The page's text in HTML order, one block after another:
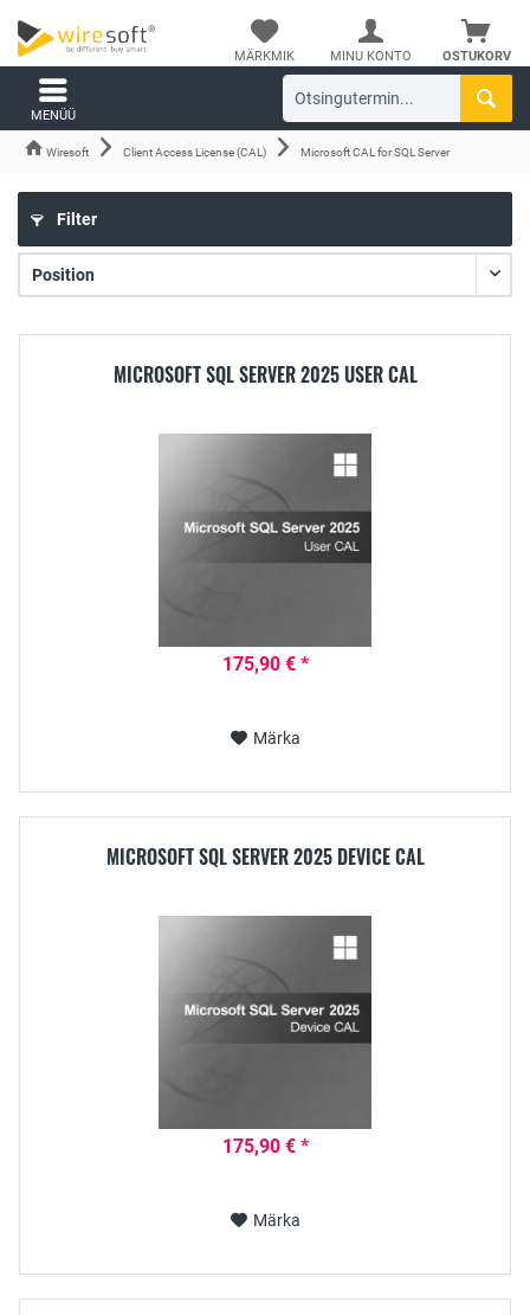
OSTUKORV
MÄRKMIK MINU KONTO
MENÜÜ
Wiresoft Client Access License (CAL) Microsoft CAL for SQL Server
Filter
MICROSOFT SQL SERVER 2025 USER CAL
175,90 € *
Märka
MICROSOFT SQL SERVER 2025 DEVICE CAL
175,90 € *
Märka